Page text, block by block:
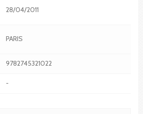
28/04/2011
PARIS
9782745321022
-